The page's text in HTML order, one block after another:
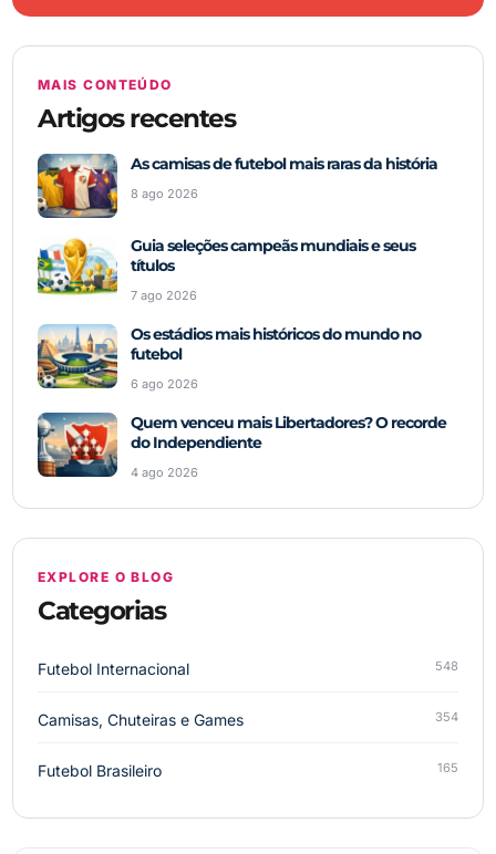
MAIS CONTEÚDO
Artigos recentes
As camisas de futebol mais raras da história
8 ago 2026
Guia seleções campeãs mundiais e seus
títulos
7 ago 2026
Os estádios mais históricos do mundo no
futebol
6 ago 2026
Quem venceu mais Libertadores? O recorde
do Independiente
4 ago 2026
EXPLORE O BLOG
Categorias
Futebol Internacional 548
Camisas, Chuteiras e Games 354
Futebol Brasileiro 165